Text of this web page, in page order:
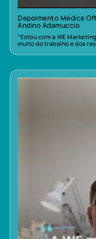
Depoimento Médica
Andino Adamuccio
“Estou com a WE
muito do trabalho e dos